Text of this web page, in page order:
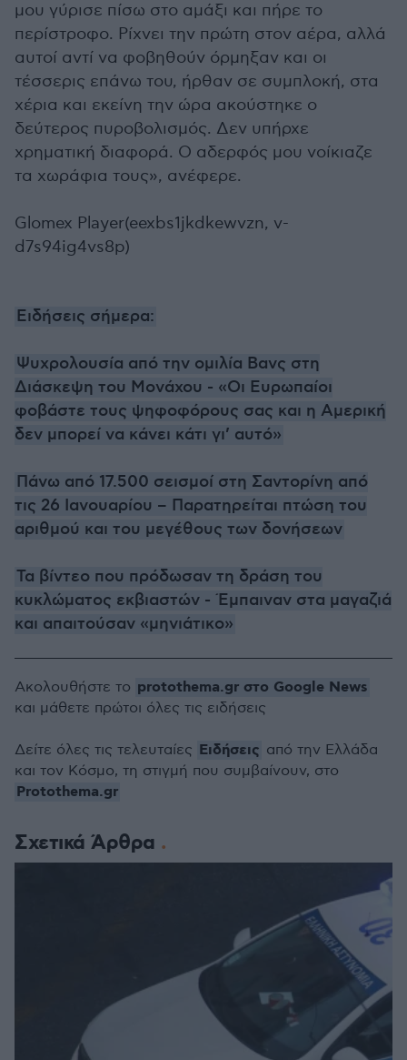
μου γύρισε πίσω στο αμάξι και πήρε το
περίστροφο. Ρίχνει την πρώτη στον αέρα, αλλά
αυτοί αντί να φοβηθούν όρμηξαν και οι
τέσσερις επάνω του, ήρθαν σε συμπλοκή, στα
χέρια και εκείνη την ώρα ακούστηκε ο
δεύτερος πυροβολισμός. Δεν υπήρχε
χρηματική διαφορά. Ο αδερφός μου νοίκιαζε
τα χωράφια τους», ανέφερε.
Glomex Player(eexbs1jkdkewvzn, v-
d7s94ig4vs8p)
Ειδήσεις σήμερα:
Ψυχρολουσία από την ομιλία Βανς στη
Διάσκεψη του Μονάχου - «Οι Ευρωπαίοι
φοβάστε τους ψηφοφόρους σας και η Αμερική
δεν μπορεί να κάνει κάτι γι’ αυτό»
Πάνω από 17.500 σεισμοί στη Σαντορίνη από
τις 26 Ιανουαρίου – Παρατηρείται πτώση του
αριθμού και του μεγέθους των δονήσεων
Τα βίντεο που πρόδωσαν τη δράση του
κυκλώματος εκβιαστών - Έμπαιναν στα μαγαζιά
και απαιτούσαν «μηνιάτικο»
Σχετικά Άρθρα
Ακολουθήστε το protothema.gr στο Google News
και μάθετε πρώτοι όλες τις ειδήσεις
Δείτε όλες τις τελευταίες Ειδήσεις από την Ελλάδα
και τον Κόσμο, τη στιγμή που συμβαίνουν, στο
Protothema.gr